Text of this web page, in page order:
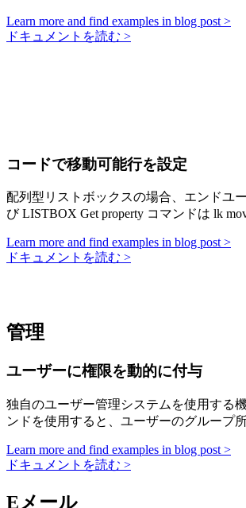
Learn more and find examples in blog post >
ドキュメントを読む >
コードで移動可能行を設定
配列型リストボックスの場合、エンドユ
びLISTBOX Get property コマンドは lk
Learn more and find examples in blog post >
ドキュメントを読む >
管理
ユーザーに権限を動的に付与
独自のユーザー管理システムを使用する
ンドを使用すると、ユーザーのグループ
Learn more and find examples in blog post >
ドキュメントを読む >
Eメール